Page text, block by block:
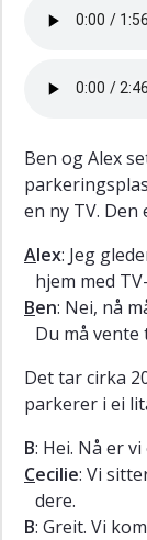
Dina
Wymowa
słuchowe
Ćwiczenia
Dodatki
Ben og Alex
en ny TV.
Alex: Jeg
hjem med
Ben: Nei, nå
Du må vente
Det tar cirka
parkerer i ei
B: Hei. Nå er
Cecilie: Vi
dere.
B: Greit. Vi